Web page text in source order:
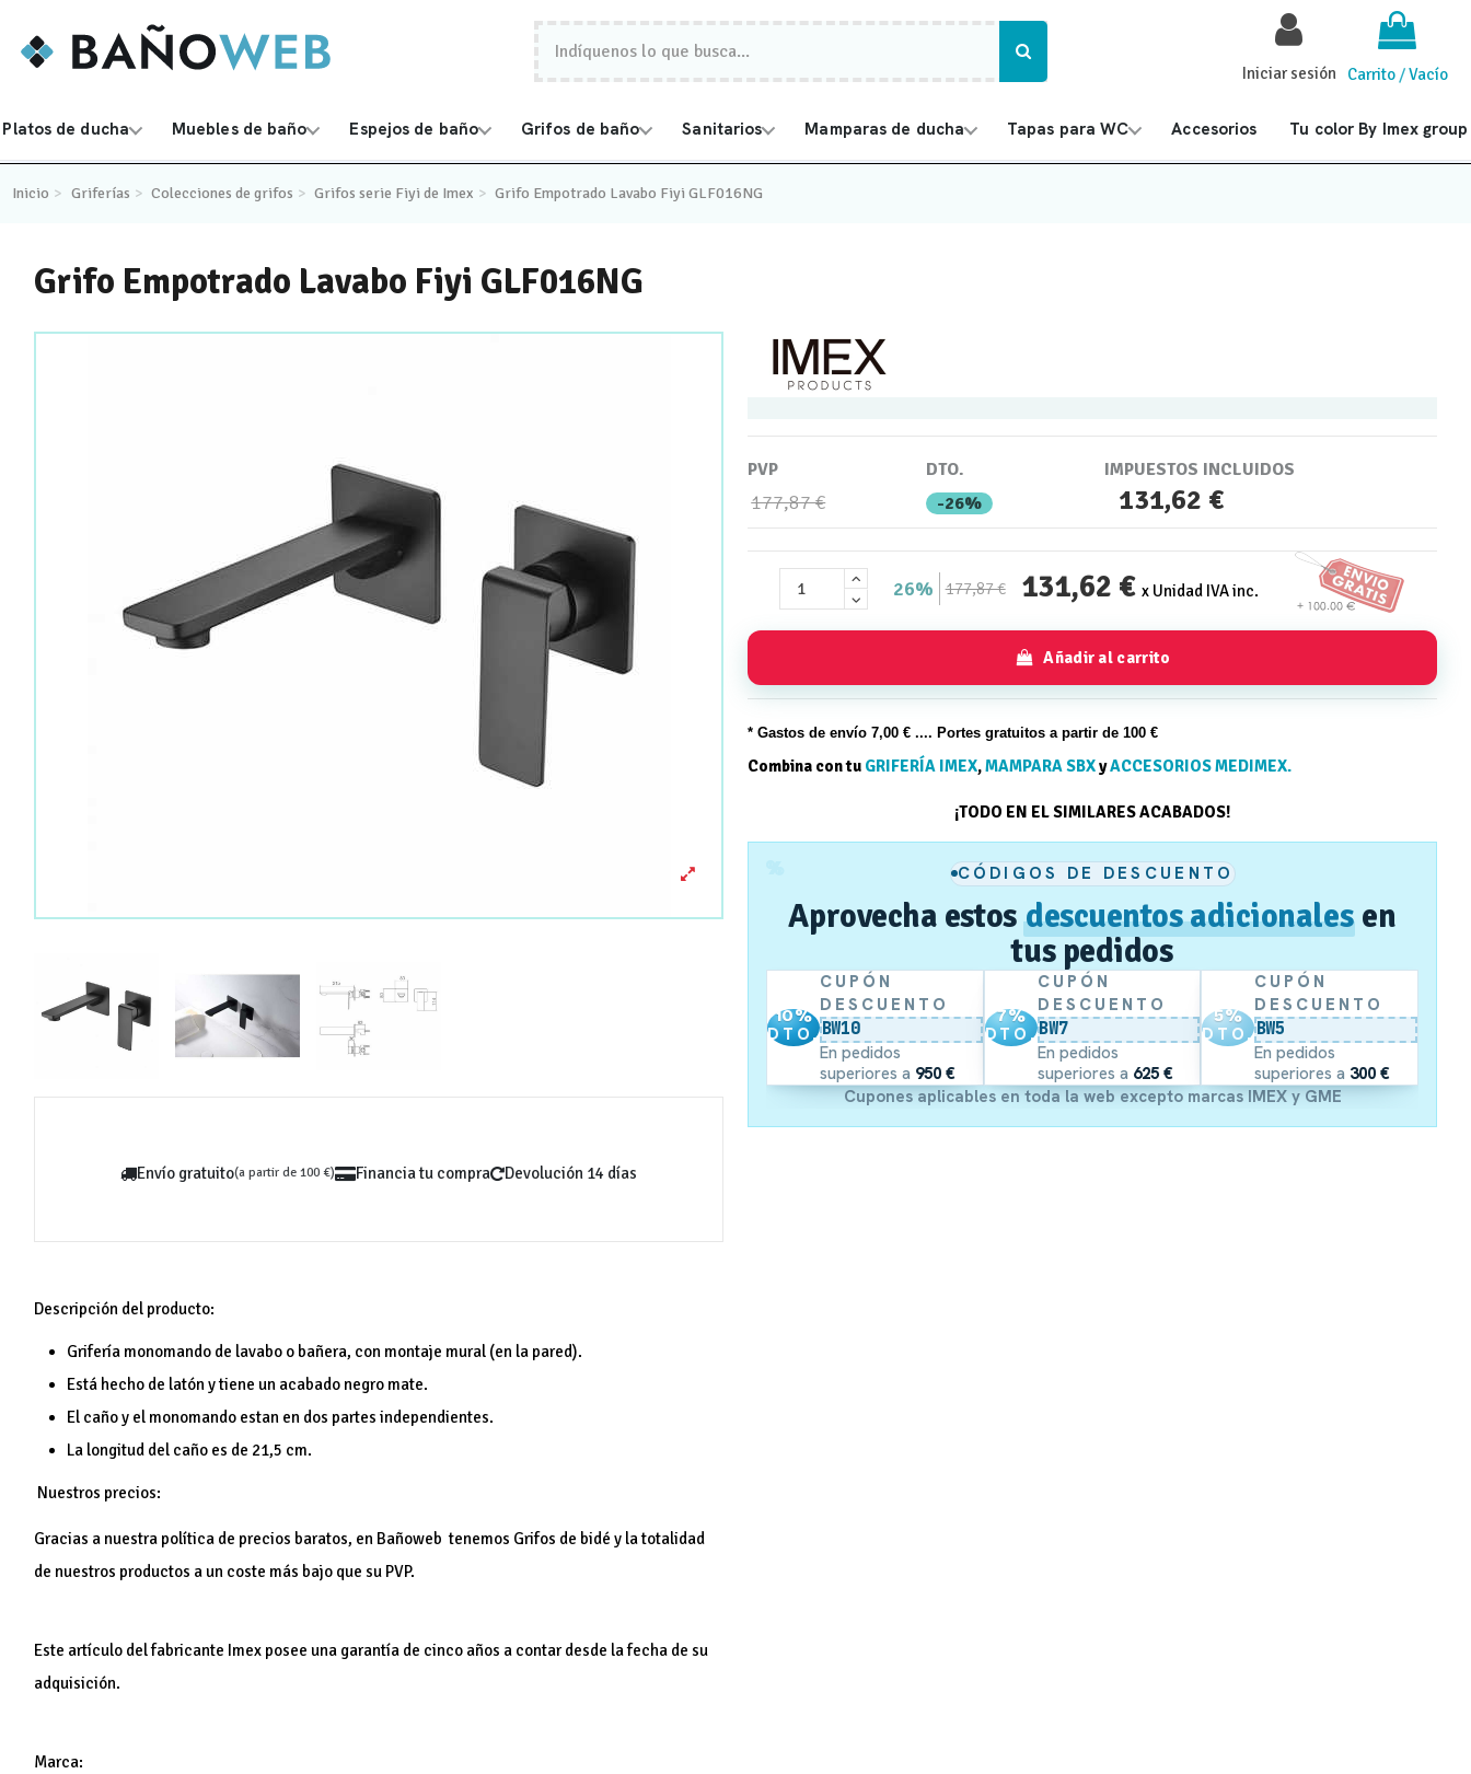
Carrito /Vacío
Iniciar sesión
Platos de ducha Muebles de baño Espejos de baño Grifos de baño Sanitarios Mamparas de ducha Tapas para WC Accesorios Tu color By Imex group
Inicio Griferías Colecciones de grifos Grifos serie Fiyi de Imex Grifo Empotrado Lavabo Fiyi GLF016NG
Grifo Empotrado Lavabo Fiyi GLF016NG
Envío gratuito(a partir de 100 €) Financia tu compra Devolución 14 días
Descripción del producto:
Grifería monomando de lavabo o bañera, con montaje mural (en la pared).
Está hecho de latón y tiene un acabado negro mate.
El caño y el monomando estan en dos partes independientes.
La longitud del caño es de 21,5 cm.
Nuestros precios:
Gracias a nuestra política de precios baratos, en Bañoweb tenemos Grifos de bidé y la totalidad
de nuestros productos a un coste más bajo que su PVP.
Este artículo del fabricante Imex posee una garantía de cinco años a contar desde la fecha de su
adquisición.
Marca:
PVP
177,87 €
DTO.
-26%
IMPUESTOS INCLUIDOS
131,62 €
26% 177,87 € 131,62 € x Unidad IVA inc.
Añadir al carrito
* Gastos deenvío 7,00 € .... Portes gratuitos a partir de 100 €
Combina con tu GRIFERÍA IMEX,MAMPARA SBXyACCESORIOS MEDIMEX.
¡TODO EN EL SIMILARES ACABADOS!
CÓDIGOS DE DESCUENTO
Aprovecha estosdescuentos adicionalesen
tus pedidos
10%
DTO.
CUPÓN
DESCUENTO
BW10
En pedidos
superiores a 950 €
7%
DTO.
CUPÓN
DESCUENTO
BW7
En pedidos
superiores a 625 €
5%
DTO.
CUPÓN
DESCUENTO
BW5
En pedidos
superiores a 300 €
Cupones aplicables en toda la web excepto marcas IMEX y GME